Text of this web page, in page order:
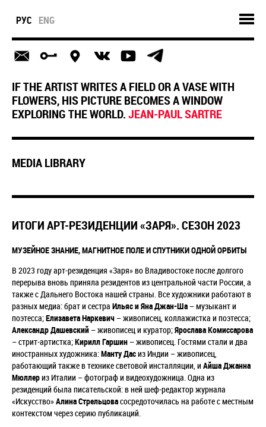
РУС ENG
IF THE ARTIST WRITES A FIELD OR A VASE WITH
FLOWERS, HIS PICTURE BECOMES A WINDOW
EXPLORING THE WORLD.JEAN-PAUL SARTRE
MEDIA LIBRARY
ИТОГИ АРТ-РЕЗИДЕНЦИИ «ЗАРЯ». СЕЗОН 2023
МУЗЕЙНОЕ ЗНАНИЕ, МАГНИТНОЕ ПОЛЕ И СПУТНИКИ ОДНОЙ ОРБИТЫ
В 2023 году арт-резиденция «Заря» во Владивостоке после долгого
перерыва вновь приняла резидентов из центральной части России, а
также с Дальнего Востока нашей страны. Все художники работают в
разных медиа: брат и сестра Ильяс и Яна Джан-Ша – музыкант и
поэтесса;Елизавета Наркевич – живописец, коллажистка и поэтесса;
Александр Дашевский – живописец и куратор;Ярослава Комиссарова
– стрит-артистка;Кирилл Гаршин – живописец. Гостями стали и два
иностранных художника:Манту Дасиз Индии – живописец,
работающий также в технике световой инсталляции, и Айша Джанна
Мюллериз Италии – фотограф и видеохудожница.Одна из
резиденций была писательской: в ней шеф-редактор журнала
«Искусство»Алина Стрельцовасосредоточилась на работе с местным
контекстом через серию публикаций.